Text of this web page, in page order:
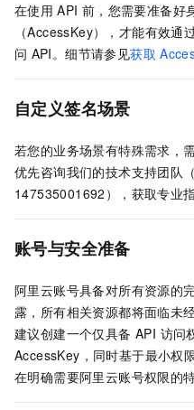
在使用 API 前，您需要准备好
（AccessKey），才能有效通
问 API。细节请参见获取
自定义签名场景
若您的业务场景有特殊需求，
优先咨询我们的技术支持团队
147535001692），获取专业
账号与安全准备
阿里云账号具备对所有资源的
露，所有相关资源都将面临未
建议创建一个仅具备 API 访问
AccessKey，同时基于最小权
在明确需要阿里云账号权限的